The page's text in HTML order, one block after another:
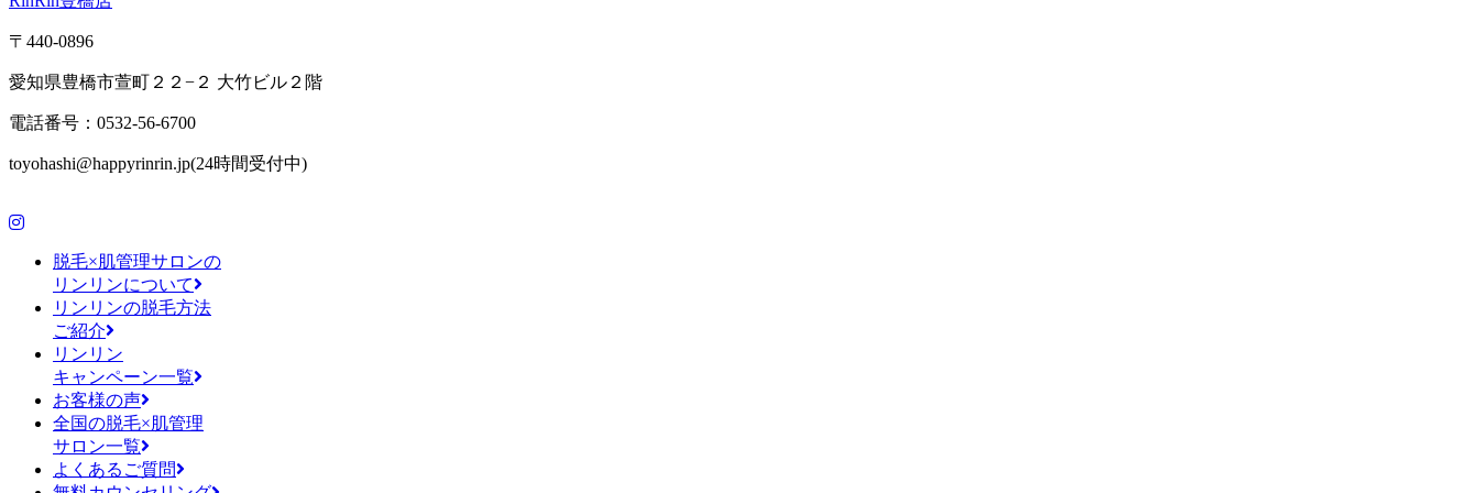
〒440-0896
愛知県豊橋市萱町２２−２ 大竹ビル２階
電話番号：0532-56-6700
toyohashi@happyrinrin.jp(24時間受付中)
脱毛×肌管理サロンの
リンリンについて
リンリンの脱毛方法
ご紹介
リンリン
キャンペーン一覧
お客様の声
全国の脱毛×肌管理
サロン一覧
よくあるご質問